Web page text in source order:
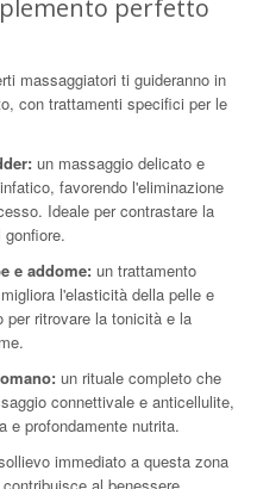
perfetto
massaggiatori ti guideranno in
con trattamenti specifici per le
: un massaggio delicato e
favorendo l'eliminazione
Ideale per contrastare la
e addome: un trattamento
l'elasticità della pelle e
per ritrovare la tonicità e la
: un rituale completo che
connettivale e anticellulite,
e profondamente nutrita.
immediato a questa zona